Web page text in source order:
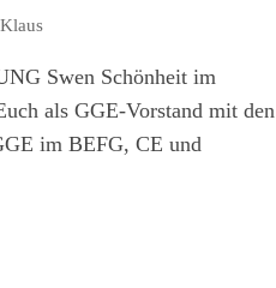
Swen Schönheit im
als GGE-Vorstand mit den
im BEFG, CE und